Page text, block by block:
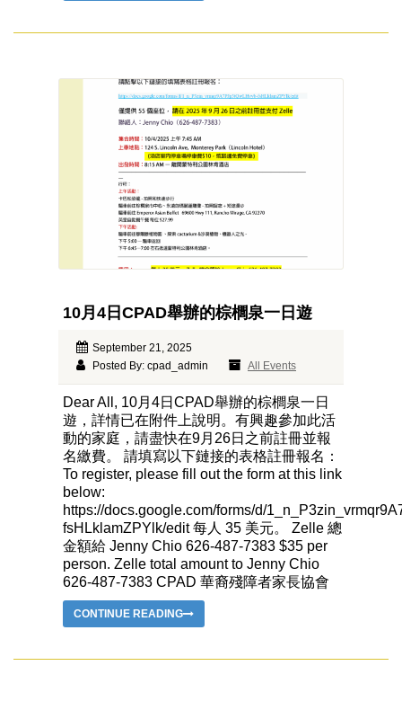
10月4日CPAD舉辦的棕櫚泉一日遊
September 21, 2025
Posted By: cpad_admin
All Events
Dear All, 10月4日CPAD舉辦的棕櫚泉一日
遊，詳情已在附件上說明。有興趣參加此活
動的家庭，請盡快在9月26日之前註冊並報
名繳費。 請填寫以下鏈接的表格註冊報名：
To register, please fill out the form at this link
below:
https://docs.google.com/forms/d/
fsHLklamZPYlk/edit 每人 35 美元。 Zelle 總
金額給 Jenny Chio 626-487-7383 $35 per
person. Zelle total amount to Jenny Chio
626-487-7383 CPAD 華裔殘障者家長協會
CONTINUE READING